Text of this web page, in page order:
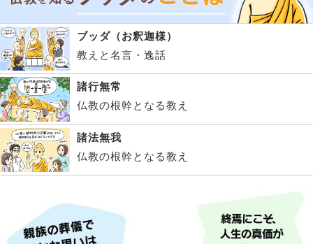
ブッダ（お釈迦様）
教えと名言・逸話
諸行無常
仏教の根幹となる教え
諸法無我
仏教の根幹となる教え